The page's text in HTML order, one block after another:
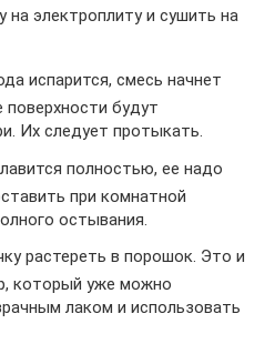
на электроплиту и сушить на
испарится, смесь начнет
поверхности будут
Их следует протыкать.
полностью, ее надо
при комнатной
остывания.
растереть в порошок. Это и
который уже можно
лаком и использовать